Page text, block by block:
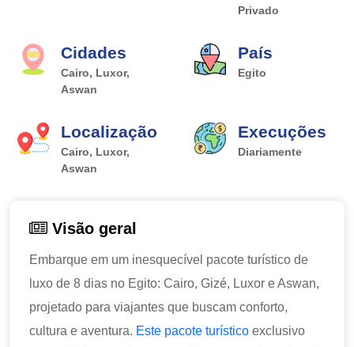
Privado
Cidades
Cairo, Luxor,
Aswan
País
Egito
Localização
Cairo, Luxor,
Aswan
Execuções
Diariamente
Visão geral
Embarque em um inesquecível pacote turístico de
luxo de 8 dias no Egito: Cairo, Gizé, Luxor e Aswan,
projetado para viajantes que buscam conforto,
cultura e aventura. Este pacote turístico exclusivo